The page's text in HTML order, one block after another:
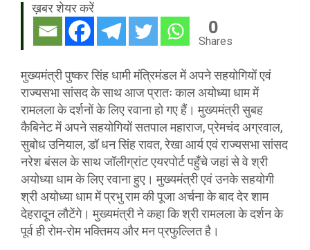
ख़बर शेयर करें
0
Shares
मुख्यमंत्री पुष्कर सिंह धामी मंत्रिमंडल में अपने सहयोगियों एवं
राज्यसभा सांसद के साथ आज प्रातः काल अयोध्या धाम में
रामलला के दर्शनों के लिए रवाना हो गए हैं। मुख्यमंत्री सुबह
कैबिनेट में अपने सहयोगियों सतपाल महाराज, प्रेमचंद अग्रवाल,
सुबोध उनियाल, डॉ धन सिंह रावत, रेखा आर्य एवं राज्यसभा सांसद
नरेश बंसल के साथ जॉलीग्रांट एयरपोर्ट पहुँचे जहां से वे श्री
अयोध्या धाम के लिए रवाना हुए। मुख्यमंत्री एवं उनके सहयोगी
श्री अयोध्या धाम में प्रभु राम की पूजा अर्चना के बाद देर शाम
देहरादून लौटेंगे। मुख्यमंत्री ने कहा कि श्री रामलला के दर्शन के
पूर्व ही रोम-रोम भक्तिमय और मन प्रफुल्लित है।